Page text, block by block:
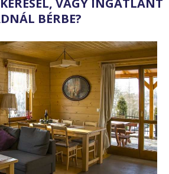
VAGY INGATLANT
BÉRBE?